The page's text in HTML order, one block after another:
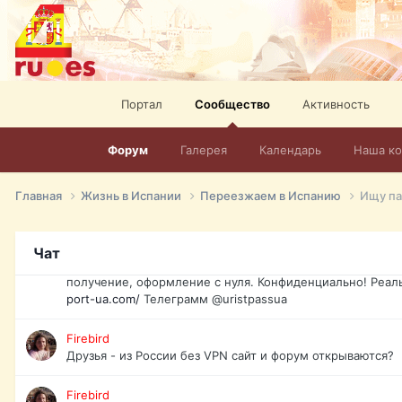
Портал Сообщество
Форум Галерея Календарь Наша
Активность
Главная Жизнь в Испании Переезжаем в Испанию Ищу
Чат
спорт, HD. + Огромная видеотека + 10.000 фильмов и
сайта. Наш сайт: http://mir-tv.club/television-in-spain.html
David16
Книги
David16
Подскажите пожалуйста, как удалить свой аккаунт из
Юрист юа
получение, оформление с нуля. Конфиденциально!
port-ua.com/ Телеграмм @uristpassua
Firebird
Друзья - из России без VPN сайт и форум открываются?
Firebird